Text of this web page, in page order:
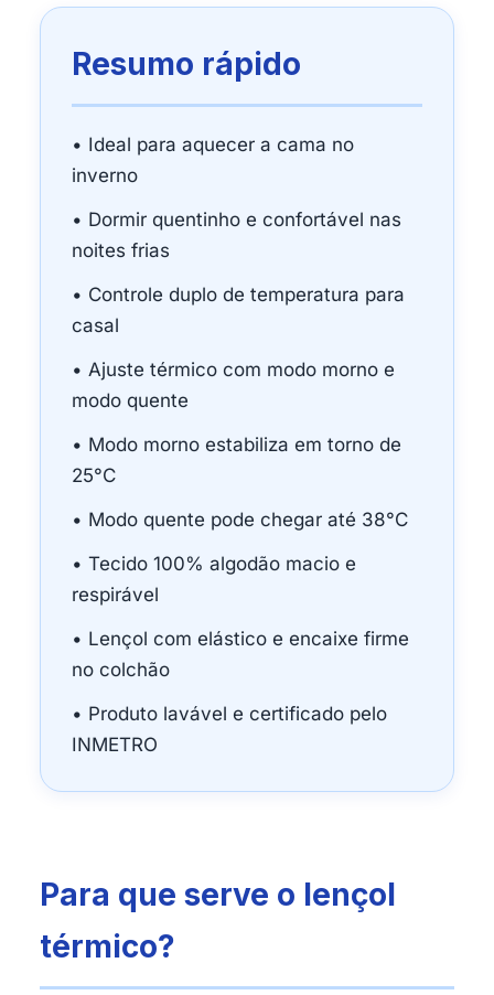
Resumo rápido
• Ideal para aquecer a cama no
inverno
• Dormir quentinho e confortável nas
noites frias
• Controle duplo de temperatura para
casal
• Ajuste térmico com modo morno e
modo quente
• Modo morno estabiliza em torno de
25°C
• Modo quente pode chegar até 38°C
• Tecido 100% algodão macio e
respirável
• Lençol com elástico e encaixe firme
no colchão
• Produto lavável e certificado pelo
INMETRO
Para que serve o lençol
térmico?